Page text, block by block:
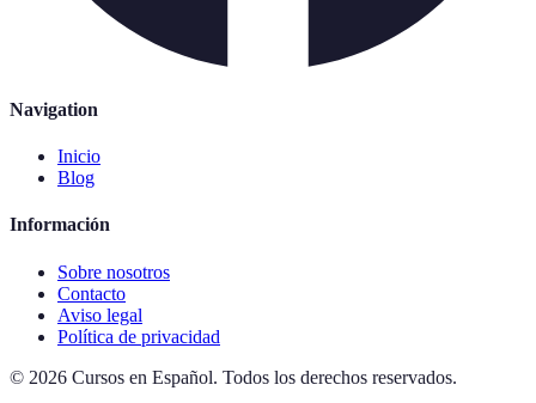
Navigation
Inicio
Blog
Información
Sobre nosotros
Contacto
Aviso legal
Política de privacidad
© 2026 Cursos en Español. Todos los derechos reservados.